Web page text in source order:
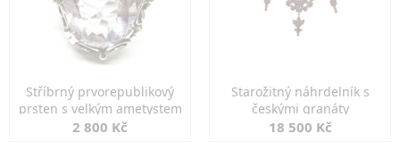
Stříbrný prvorepublikový
prsten s velkým ametystem
2 800 Kč
Starožitný náhrdelník s
českými granáty
18 500 Kč